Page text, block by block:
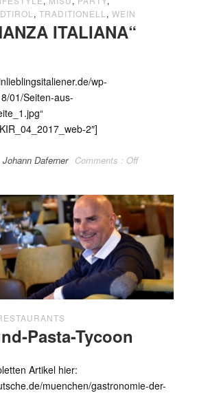
, TRADITIONELL , WEIN
ITALIANA“
wp-
01/Seiten-aus-
2″]
Johann Daferner Comments : Off
Pasta-Tycoon
Artikel hier:
muenchen/gastronomie-der-